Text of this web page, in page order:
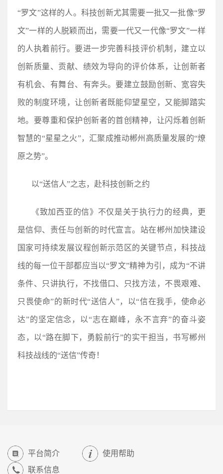
“罗文”这样的人。科技创新尤其需要一批又一批像“罗
文”一样的人脱颖而出，需要一代又一代像“罗文”一样
的人执着前行。要进一步完善科技评价机制，建立以
创新质量、贡献、绩效为导向的评价体系，让创新者
有机会、有舞台、有奔头。要建立鼓励创新、宽容失
败的制度环境，让创新者既能仰望星空，又能脚踏实
地。要尊重和保护创新者的首创精神，让闪烁着创新
智慧的“星星之火”，汇聚成推动郴州高质量发展的“燎
原之势”。
以“送信人”之志，赴科技创新之约
《致加西亚的信》不仅是关于执行力的经典，更
是信仰、责任与创新的时代宣言。站在郴州加快建设
国家可持续发展议程创新示范区的关键节点，科技战
线的每一位干部都应当以“罗文”精神为引，成为“不讲
条件、只讲执行，不找借口、只找方法，不畏艰难、
只畏使命”的新时代“送信人”，以“信在我手，使命必
达”的坚定信念，以“志在巅峰，永不言弃”的奋斗姿
态，以“路在脚下，勇毅前行”的实干担当，书写郴州
科技战线的“送信”传奇！
平台简介
使用帮助
联系信息